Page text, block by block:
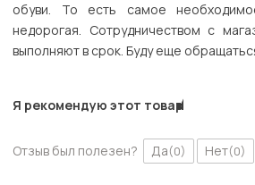
обуви. То есть самое
недорогая. Сотрудничеством с
выполняют в срок. Буду еще
Я рекомендую этот товар
Отзыв был полезен? Да(0) Нет(0)